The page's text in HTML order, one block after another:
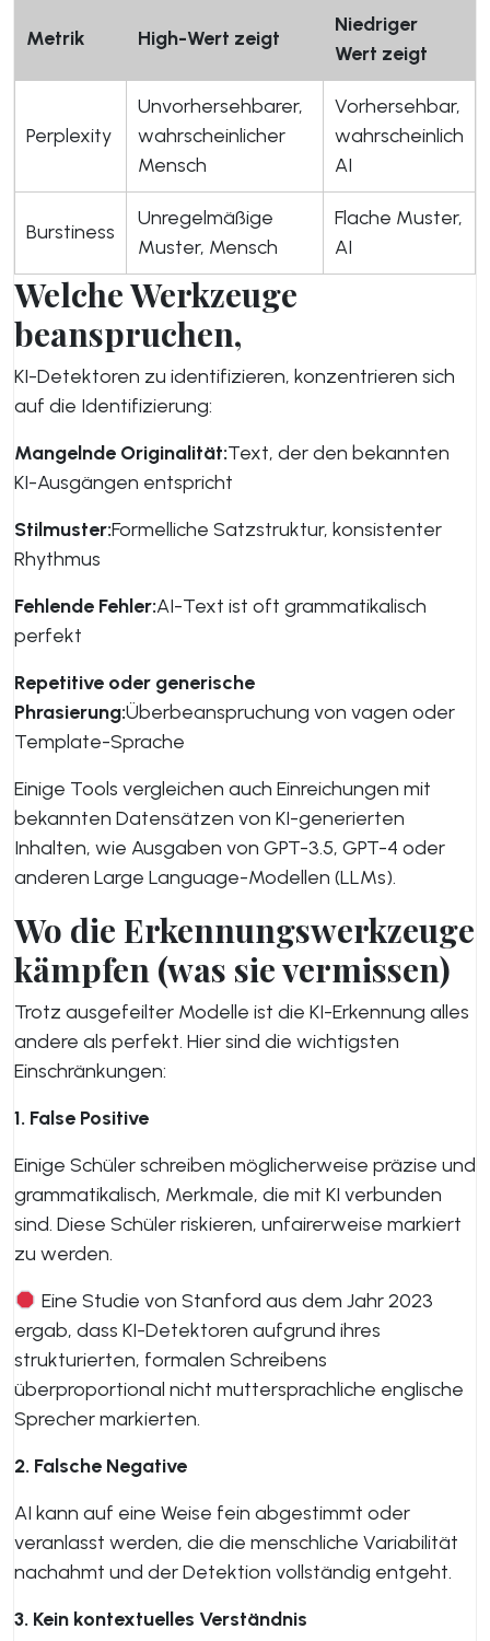
Metrik High-Wert zeigt
Niedriger
Wert zeigt
Perplexity
Unvorhersehbarer,
wahrscheinlicher
Mensch
Vorhersehbar,
wahrscheinlich
AI
Burstiness
Unregelmäßige
Muster, Mensch
Flache Muster,
AI
Welche Werkzeuge
beanspruchen,
KI-Detektoren zu identifizieren, konzentrieren sich
auf die Identifizierung:
Mangelnde Originalität:Text, der den bekannten
KI-Ausgängen entspricht
Stilmuster:Formelliche Satzstruktur, konsistenter
Rhythmus
Fehlende Fehler:AI-Text ist oft grammatikalisch
perfekt
Repetitive oder generische
Phrasierung:Überbeanspruchung von vagen oder
Template-Sprache
Einige Tools vergleichen auch Einreichungen mit
bekannten Datensätzen von KI-generierten
Inhalten, wie Ausgaben von GPT-3.5, GPT-4 oder
anderen Large Language-Modellen (LLMs).
Wo die Erkennungswerkzeuge
kämpfen (was sie vermissen)
Trotz ausgefeilter Modelle ist die KI-Erkennung alles
andere als perfekt. Hier sind die wichtigsten
Einschränkungen:
1. False Positive
Einige Schüler schreiben möglicherweise präzise und
grammatikalisch, Merkmale, die mit KI verbunden
sind. Diese Schüler riskieren, unfairerweise markiert
zu werden.
Eine Studie von Stanford aus dem Jahr 2023
ergab, dass KI-Detektoren aufgrund ihres
strukturierten, formalen Schreibens
überproportional nicht muttersprachliche englische
Sprecher markierten.
2. Falsche Negative
AI kann auf eine Weise fein abgestimmt oder
veranlasst werden, die die menschliche Variabilität
nachahmt und der Detektion vollständig entgeht.
3. Kein kontextuelles Verständnis